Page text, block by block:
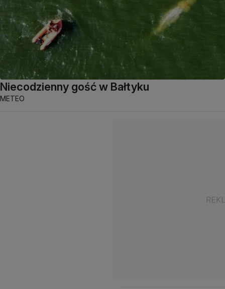
Niecodzienny gość w Bałtyku
METEO